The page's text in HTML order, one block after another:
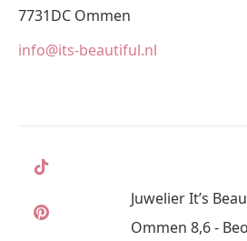
7731DC Ommen
info@its-beautiful.nl
Juwelier It’s
Ommen 8,6 -